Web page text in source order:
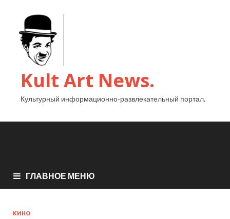
Kult Art News.
Культурный информационно-развлекательный портал.
ГЛАВНОЕ МЕНЮ
КИНО